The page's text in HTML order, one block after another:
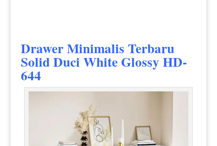
Drawer Minimalis Terbaru
Solid Duci White Glossy HD-
644